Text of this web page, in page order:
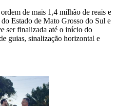
de mais 1,4 milhão de reais e
Estado de Mato Grosso do Sul e
ser finalizada até o início do
guias, sinalização horizontal e